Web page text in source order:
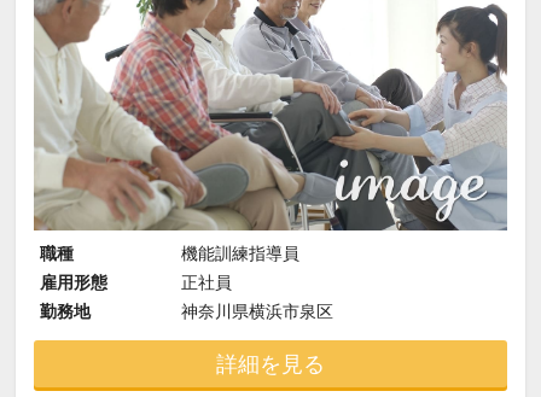
職種
機能訓練指導員
雇用形態
正社員
勤務地
神奈川県横浜市泉区
詳細を見る